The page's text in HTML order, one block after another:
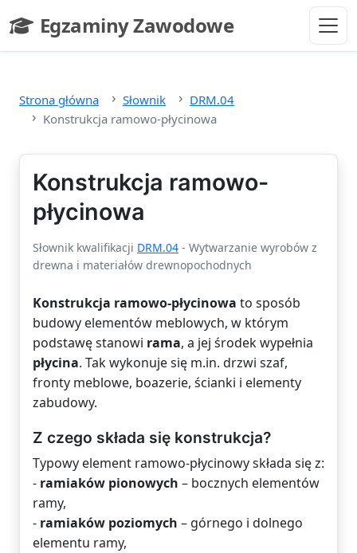
Egzaminy Zawodowe
- strona główna
Strona główna Słownik
DRM.04
Konstrukcja ramowo-płycinowa
Konstrukcja ramowo-
płycinowa
Słownik kwalifikacji DRM.04 - Wytwarzanie wyrobów z
drewna i materiałów drewnopochodnych
Konstrukcja ramowo-płycinowa to sposób
budowy elementów meblowych, w którym
podstawę stanowi rama, a jej środek wypełnia
płycina. Tak wykonuje się m.in. drzwi szaf,
fronty meblowe, boazerie, ścianki i elementy
zabudowy.
Z czego składa się konstrukcja?
Typowy element ramowo-płycinowy składa się z:
- ramiaków pionowych – bocznych elementów
ramy,
- ramiaków poziomych – górnego i dolnego
elementu ramy,